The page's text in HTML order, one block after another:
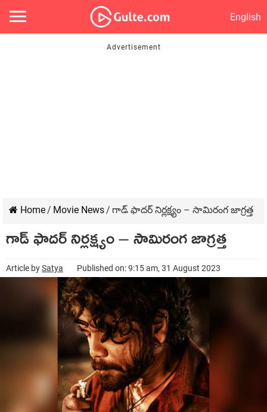
English
Home/ Movie News/ గాడ్ ఫాదర్ నిర్లక్ష్యం – సామిరంగ జాగ్రత్త
గాడ్ ఫాదర్ నిర్లక్ష్యం – సామిరంగ జాగ్రత్త
Article bySatya Published on: 9:15 am, 31 August 2023